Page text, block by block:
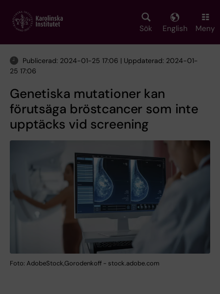
main
Sök English Meny
Publicerad: 2024-01-25 17:06 | Uppdaterad: 2024-01-
25 17:06
Genetiska mutationer kan
förutsäga bröstcancer som inte
upptäcks vid screening
Foto: AdobeStock,Gorodenkoff - stock.adobe.com